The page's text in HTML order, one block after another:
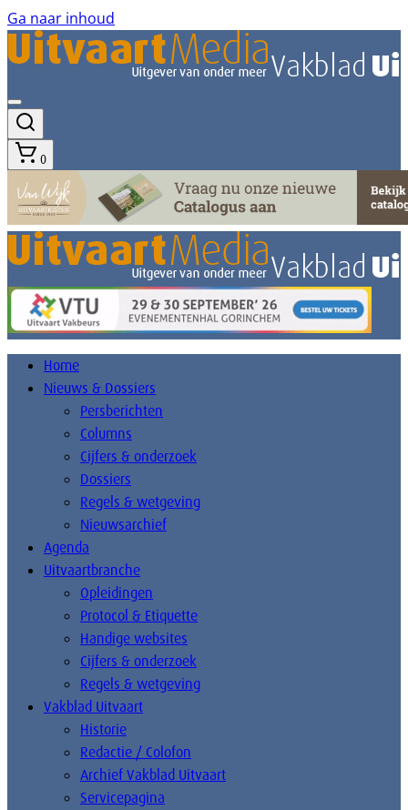
Ga naar inhoud
0
Home
Nieuws & Dossiers
Persberichten
Columns
Cijfers & onderzoek
Dossiers
Regels & wetgeving
Nieuwsarchief
Agenda
Uitvaartbranche
Opleidingen
Protocol & Etiquette
Handige websites
Cijfers & onderzoek
Regels & wetgeving
Vakblad Uitvaart
Historie
Redactie / Colofon
Archief Vakblad Uitvaart
Servicepagina